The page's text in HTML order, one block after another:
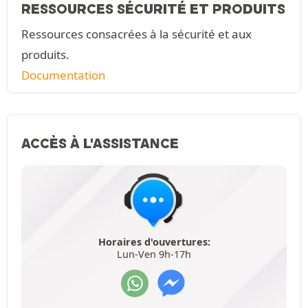
RESSOURCES SÉCURITÉ ET PRODUITS
Ressources consacrées à la sécurité et aux
produits.
Documentation
ACCÈS À L'ASSISTANCE
Horaires d'ouvertures:
Lun-Ven 9h-17h